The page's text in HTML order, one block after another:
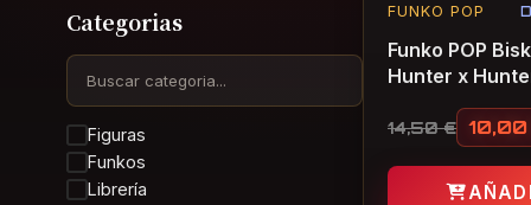
Categorias
Figuras
Funkos
Librería
FUNKO POP
Funko POP
Hunter x
14,50€
El precio
10,00
El precio